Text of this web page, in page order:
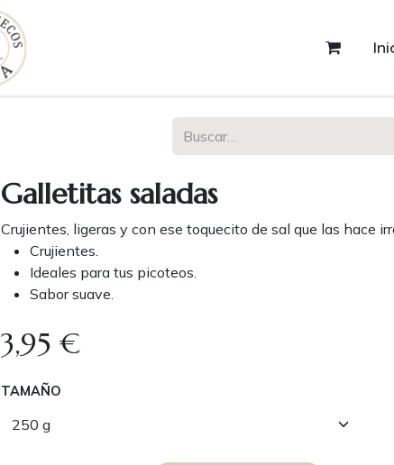
Galletitas saladas
Crujientes, ligeras y con ese toquecito de sal que las hace
Crujientes.
Ideales para tus picoteos.
Sabor suave.
3,95 €
TAMAÑO